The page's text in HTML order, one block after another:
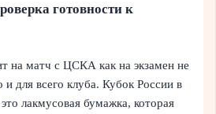
готовности к
на матч с ЦСКА как на экзамен не
и для всего клуба. Кубок России в
лакмусовая бумажка, которая